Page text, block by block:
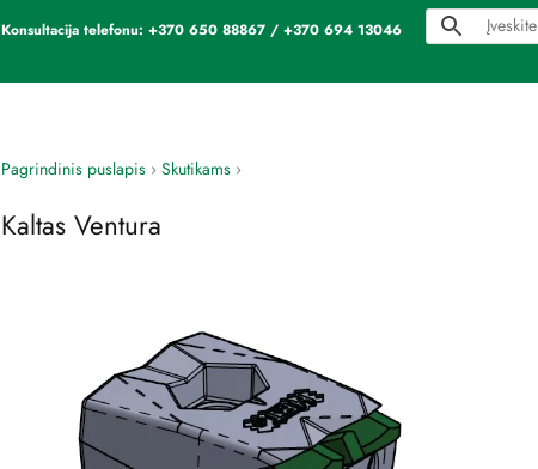
Konsultacija telefonu: +370 650 88867 / +370 694 13046
Pagrindinis puslapis › Skutikams ›
Kaltas Ventura